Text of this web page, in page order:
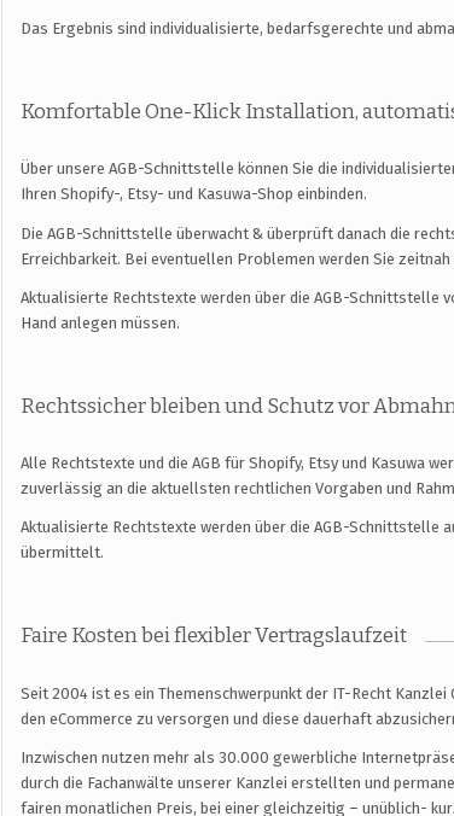
Das Ergebnis sind individualisierte, bedarfsgerechte und
Komfortable One-Klick Installation,
Über unsere AGB-Schnittstelle können Sie die
Ihren Shopify-, Etsy- und Kasuwa-Shop einbinden.
Die AGB-Schnittstelle überwacht & überprüft danach die
Erreichbarkeit. Bei eventuellen Problemen werden Sie
Aktualisierte Rechtstexte werden über die AGB-Schnittstelle
Hand anlegen müssen.
Rechtssicher bleiben und Schutz vor
Alle Rechtstexte und die AGB für Shopify, Etsy und Kasuwa
zuverlässig an die aktuellsten rechtlichen Vorgaben und
Aktualisierte Rechtstexte werden über die AGB-Schnittstelle
übermittelt.
Faire Kosten bei flexibler Vertragslaufzeit
Seit 2004 ist es ein Themenschwerpunkt der IT-Recht
den eCommerce zu versorgen und diese dauerhaft
Inzwischen nutzen mehr als 30.000 gewerbliche
durch die Fachanwälte unserer Kanzlei erstellten und
fairen monatlichen Preis, bei einer gleichzeitig – unüblich-